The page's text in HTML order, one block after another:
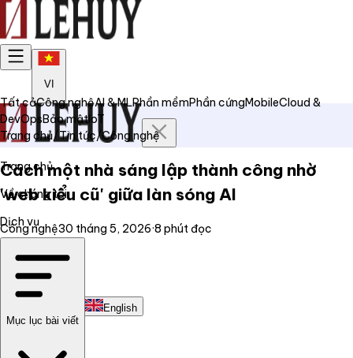
VI
Trang chủ
Về chúng tôi
Dịch vụ
Liên hệ
English
Tất cảCông nghệAI & MLPhần mềmPhần cứngMobileCloud &
DevOpsBảo mậtIoT
Trang chủ/Tin tức/Công nghệ
Cách một nhà sáng lập thành công nhờ
'web kiểu cũ' giữa làn sóng AI
Công nghệ30 tháng 5, 2026·8 phút đọc
Mục lục bài viết